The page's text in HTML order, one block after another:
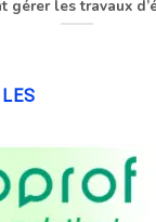
gérer les travaux